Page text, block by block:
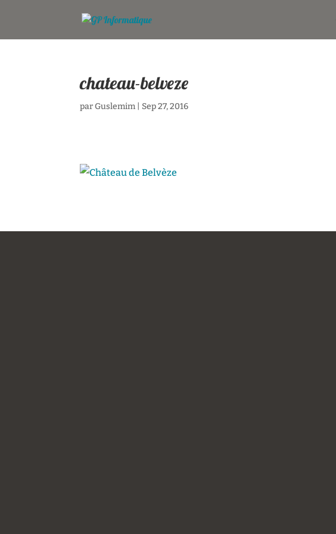
chateau-belveze
parGuslemim Sep 27, 2016